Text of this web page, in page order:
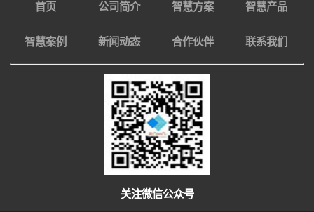
首页 公司简介 智慧方案 智慧产品
智慧案例 新闻动态 合作伙伴 联系我们
关注微信公众号